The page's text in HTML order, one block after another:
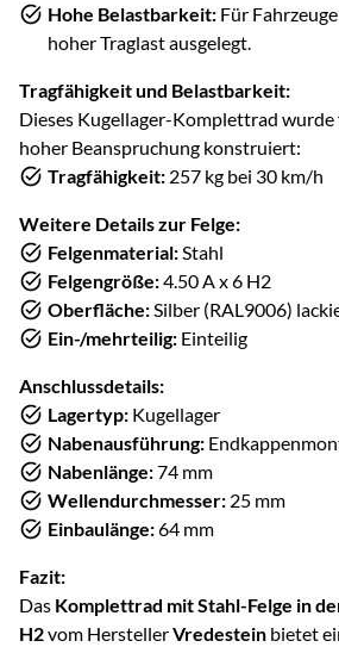
Hohe Belastbarkeit: Für
hoher Traglast ausgelegt.
Tragfähigkeit und Belastbarkeit:
Dieses Kugellager-Komplettrad
hoher Beanspruchung konstruiert:
Tragfähigkeit: 257 kg bei 30 km/h
Weitere Details zur Felge:
Felgenmaterial: Stahl
Felgengröße:4.50 A x 6 H2
Oberfläche: Silber (RAL9006)
Ein-/mehrteilig: Einteilig
Anschlussdetails:
Lagertyp: Kugellager
Nabenausführung:
Nabenlänge:74 mm
Wellendurchmesser: 25 mm
Einbaulänge:64 mm
Fazit:
Das Komplettrad mit Stahl-Felge in
H2vom HerstellerVredestein bietet